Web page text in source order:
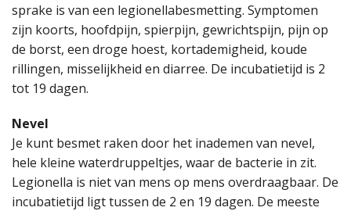
sprake is van een legionellabesmetting. Symptomen
zijn koorts, hoofdpijn, spierpijn, gewrichtspijn, pijn op
de borst, een droge hoest, kortademigheid, koude
rillingen, misselijkheid en diarree. De incubatietijd is 2
tot 19 dagen.
Nevel
Je kunt besmet raken door het inademen van nevel,
hele kleine waterdruppeltjes, waar de bacterie in zit.
Legionella is niet van mens op mens overdraagbaar. De
incubatietijd ligt tussen de 2 en 19 dagen. De meeste